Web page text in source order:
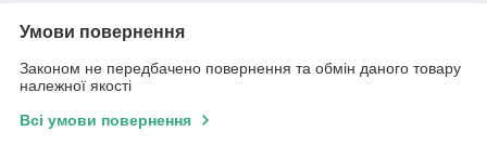
Умови повернення
Законом не передбачено повернення та обмін даного товару
належної якості
Всі умови повернення